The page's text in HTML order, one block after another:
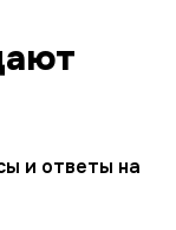
и ответы на